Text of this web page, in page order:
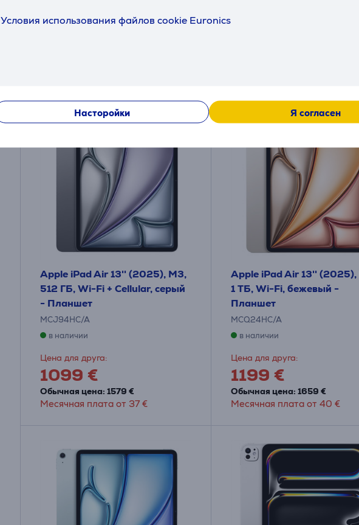
Условия использования файлов cookie Euronics
Насторойки Я согласен
Цена для друга:
Apple iPad Air 13'' (2025), M3,
512 ГБ, Wi-Fi + Cellular, серый
- Планшет
MCJ94HC/A
в наличии
Цена для друга:
1099 €
Обычная цена: 1579 €
Месячная плата от 37 €
Apple iPad Air 13'' (2025),
1 ТБ, Wi-Fi, бежевый -
Планшет
MCQ24HC/A
в наличии
Цена для друга:
1199 €
Обычная цена: 1659 €
Месячная плата от 40 €